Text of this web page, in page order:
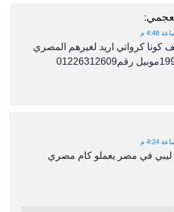
:
كونا كرواتي اريد لغيرهم المصري